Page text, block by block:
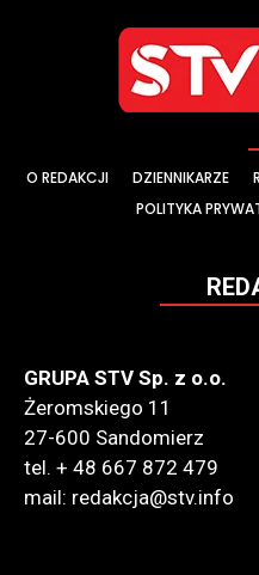
O REDAKCJI DZIENNIKARZE
POLITYKA
GRUPA STV Sp. z o.o.
Żeromskiego 11
27-600 Sandomierz
tel. + 48 667 872 479
mail: redakcja@stv.info